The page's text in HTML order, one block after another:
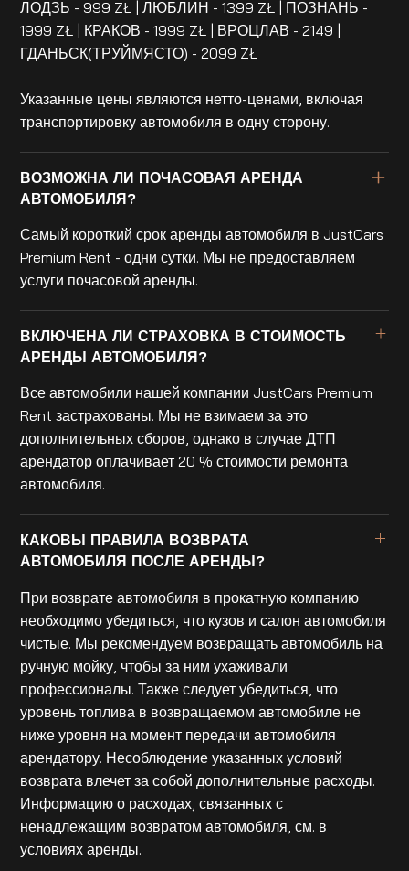
ЛОДЗЬ - 999 ZŁ | ЛЮБЛИН - 1399 ZŁ | ПОЗНАНЬ -
1999 ZŁ | КРАКОВ - 1999 ZŁ | ВРОЦЛАВ - 2149 |
ГДАНЬСК(ТРУЙМЯСТО) - 2099 ZŁ
Указанные цены являются нетто-ценами, включая
транспортировку автомобиля в одну сторону.
ВОЗМОЖНА ЛИ ПОЧАСОВАЯ АРЕНДА
АВТОМОБИЛЯ?
Самый короткий срок аренды автомобиля в JustCars
Premium Rent - одни сутки. Мы не предоставляем
услуги почасовой аренды.
ВКЛЮЧЕНА ЛИ СТРАХОВКА В СТОИМОСТЬ
АРЕНДЫ АВТОМОБИЛЯ?
Все автомобили нашей компании JustCars Premium
Rent застрахованы. Мы не взимаем за это
дополнительных сборов, однако в случае ДТП
арендатор оплачивает 20 % стоимости ремонта
автомобиля.
КАКОВЫ ПРАВИЛА ВОЗВРАТА
АВТОМОБИЛЯ ПОСЛЕ АРЕНДЫ?
При возврате автомобиля в прокатную компанию
необходимо убедиться, что кузов и салон автомобиля
чистые. Мы рекомендуем возвращать автомобиль на
ручную мойку, чтобы за ним ухаживали
профессионалы. Также следует убедиться, что
уровень топлива в возвращаемом автомобиле не
ниже уровня на момент передачи автомобиля
арендатору. Несоблюдение указанных условий
возврата влечет за собой дополнительные расходы.
Информацию о расходах, связанных с
ненадлежащим возвратом автомобиля, см. в
условиях аренды.